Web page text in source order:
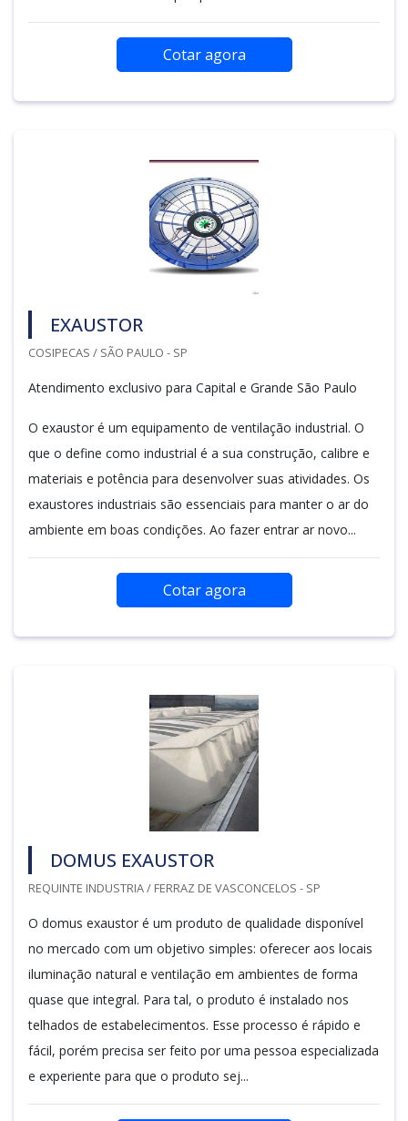
Cotar agora
EXAUSTOR
COSIPECAS / SÃO PAULO - SP
Atendimento exclusivo para Capital e Grande São Paulo
O exaustor é um equipamento de ventilação industrial. O
que o define como industrial é a sua construção, calibre e
materiais e potência para desenvolver suas atividades. Os
exaustores industriais são essenciais para manter o ar do
ambiente em boas condições. Ao fazer entrar ar novo...
Cotar agora
DOMUS EXAUSTOR
REQUINTE INDUSTRIA / FERRAZ DE VASCONCELOS - SP
O domus exaustor é um produto de qualidade disponível
no mercado com um objetivo simples: oferecer aos locais
iluminação natural e ventilação em ambientes de forma
quase que integral. Para tal, o produto é instalado nos
telhados de estabelecimentos. Esse processo é rápido e
fácil, porém precisa ser feito por uma pessoa especializada
e experiente para que o produto sej...